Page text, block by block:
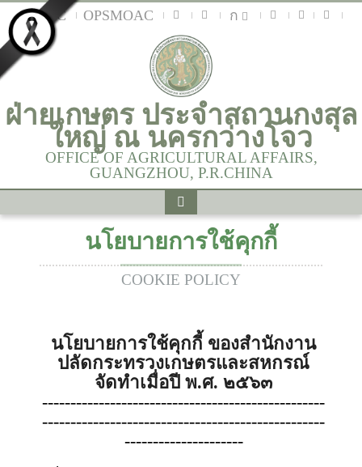
MOAC OPSMOAC ก
ฝ่ายเกษตร ประจำสถานกงสุล
ใหญ่ ณ นครกว่างโจว
OFFICE OF AGRICULTURAL AFFAIRS,
GUANGZHOU, P.R.CHINA
นโยบายการใช้คุกกี้
COOKIE POLICY
นโยบายการใช้คุกกี้ ของสำนักงาน
ปลัดกระทรวงเกษตรและสหกรณ์
จัดทำเมื่อปี พ.ศ. ๒๕๖๓
--------------------------------------------------
--------------------------------------------------
---------------------